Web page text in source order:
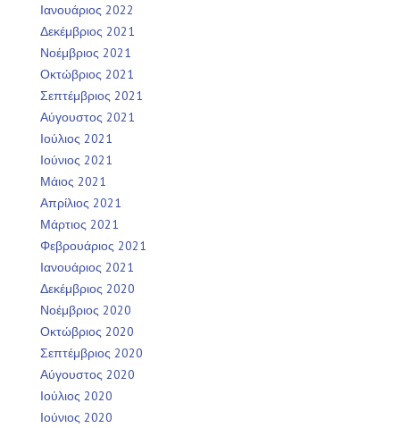
Ιανουάριος 2022
Δεκέμβριος 2021
Νοέμβριος 2021
Οκτώβριος 2021
Σεπτέμβριος 2021
Αύγουστος 2021
Ιούλιος 2021
Ιούνιος 2021
Μάιος 2021
Απρίλιος 2021
Μάρτιος 2021
Φεβρουάριος 2021
Ιανουάριος 2021
Δεκέμβριος 2020
Νοέμβριος 2020
Οκτώβριος 2020
Σεπτέμβριος 2020
Αύγουστος 2020
Ιούλιος 2020
Ιούνιος 2020